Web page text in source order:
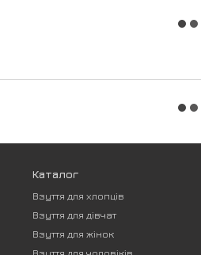
Каталог
Взуття для хлопців
Взуття для дівчат
Взуття для жінок